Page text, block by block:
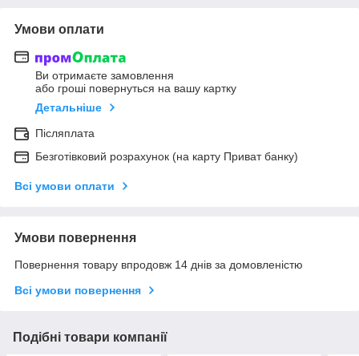
Умови оплати
Ви отримаєте замовлення
або гроші повернуться на вашу картку
Детальніше
Післяплата
Безготівковий розрахунок (на карту Приват банку)
Всі умови оплати
Умови повернення
Повернення товару впродовж 14 днів за домовленістю
Всі умови повернення
Подібні товари компанії